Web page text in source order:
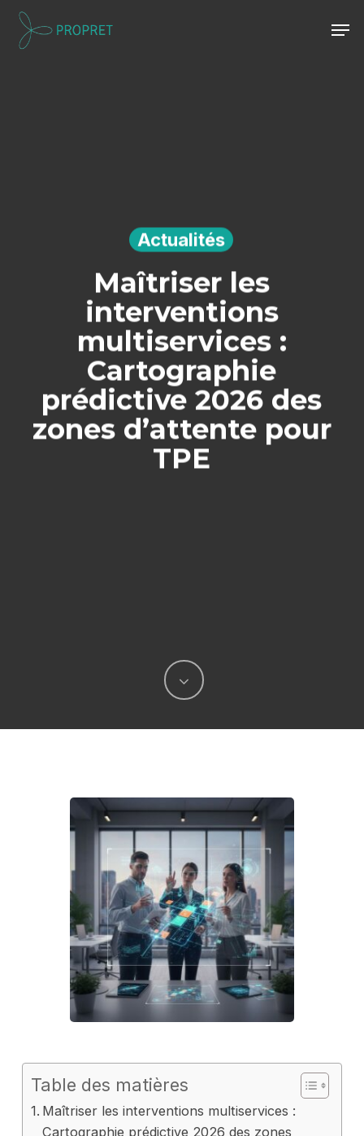
Skip
Actualités
Maîtriser les
interventions
multiservices :
Cartographie
prédictive 2026 des
zones d’attente pour
TPE
Table des matières
Maîtriser les interventions multiservices :
Cartographie prédictive 2026 des zones